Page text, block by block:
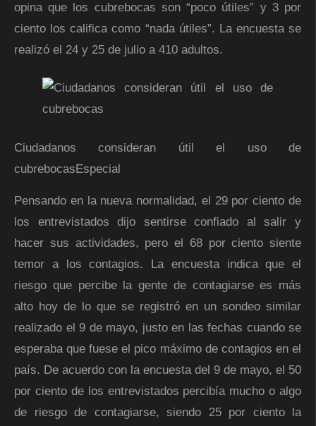
opina que los cubrebocas son “poco útiles” y 3 por
ciento los califica como “nada útiles”. La encuesta se
realizó el 24 y 25 de julio a 410 adultos.
Ciudadanos consideran útil el uso de
cubrebocas Especial
Pensando en la nueva normalidad, el 29 por ciento de
los entrevistados dijo sentirse confiado al salir y
hacer sus actividades, pero el 68 por ciento siente
temor a los contagios. La encuesta indica que el
riesgo que percibe la gente de contagiarse es más
alto hoy de lo que se registró en un sondeo similar
realizado el 9 de mayo, justo en las fechas cuando se
esperaba que fuese el pico máximo de contagios en el
país. De acuerdo con la encuesta del 9 de mayo, el 50
por ciento de los entrevistados percibía mucho o algo
de riesgo de contagiarse, siendo 25 por ciento la